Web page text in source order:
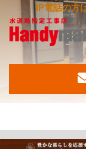
IP電話の方